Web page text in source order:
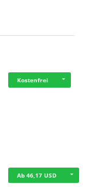
Kostenfrei
Ab 46,17 USD